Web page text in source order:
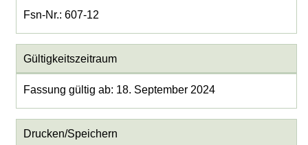
Fsn-Nr.: 607-12
Gültigkeitszeitraum
Fassung gültig ab: 18. September 2024
Drucken/Speichern